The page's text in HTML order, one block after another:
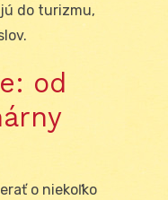
do turizmu,
od
o niekoľko